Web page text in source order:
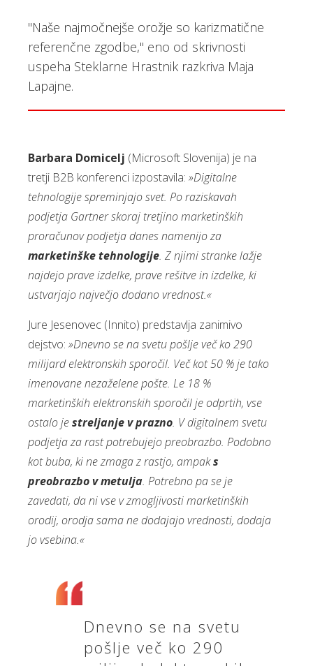
"Naše najmočnejše orožje so karizmatične
referenčne zgodbe," eno od skrivnosti
uspeha Steklarne Hrastnik razkriva Maja
Lapajne.
Barbara Domicelj (Microsoft Slovenija) je na
tretji B2B konferenci izpostavila: »Digitalne
tehnologije spreminjajo svet. Po raziskavah
podjetja Gartner skoraj tretjino marketinških
proračunov podjetja danes namenijo za
marketinške tehnologije. Z njimi stranke lažje
najdejo prave izdelke, prave rešitve in izdelke, ki
ustvarjajo največjo dodano vrednost.«
Jure Jesenovec (Innito) predstavlja zanimivo
dejstvo: »Dnevno se na svetu pošlje več ko 290
milijard elektronskih sporočil. Več kot 50 % je tako
imenovane nezaželene pošte. Le 18 %
marketinških elektronskih sporočil je odprtih, vse
ostalo jestreljanje v prazno. V digitalnem svetu
podjetja za rast potrebujejo preobrazbo. Podobno
kot buba, ki ne zmaga z rastjo, ampaks
preobrazbo v metulja. Potrebno pa se je
zavedati, da ni vse v zmogljivosti marketinških
orodij, orodja sama ne dodajajo vrednosti, dodaja
jo vsebina.«
Dnevno se na svetu
pošlje več ko 290